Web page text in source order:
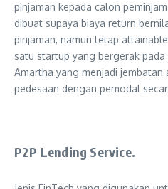
pinjaman kepada calon
dibuat supaya biaya return
pinjaman, namun tetap
satu startup yang bergerak
Amartha yang menjadi jembatan
pedesaan dengan pemodal
P2P Lending Service.